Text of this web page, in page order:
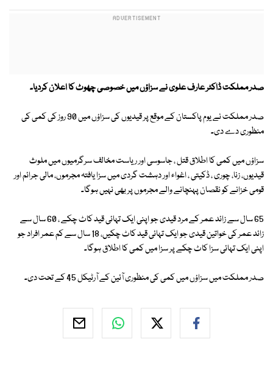
صدر مملکت ڈاکٹر عارف علوی نے سزاؤں میں خصوصی چھوٹ کا اعلان کردیا۔
صدر مملکت نے یوم پاکستان کے موقع پر قیدیوں کی سزاؤں میں 90 روز کی کمی کی
منظوری دے دی۔
سزاؤں میں کمی کا اطلاق قتل ، جاسوسی اور ریاست مخالف سرگرمیوں میں ملوث
قیدیوں، زنا، چوری ، ڈکیتی ، اغواء اور دہشت گردی میں سزا یافتہ مجرموں، مالی جرائم اور
قومی خزانے کو نقصان پہنچانے والے مجرموں پر بھی نہیں ہوگا۔
65 سال سے زائد عمر کے مرد قیدی جو اپنی ایک تہائی قید کاٹ چکے ، 60 سال سے
زائد عمر کی خواتین قیدی جو ایک تہائی قید کاٹ چکیں، 18 سال سے کم عمر افراد جو
اپنی ایک تہائی سزا کاٹ چکے پر سزا میں کمی کا اطلاق ہوگا۔
صدر مملکت میں سزاؤں میں کمی کی منظوری آئین کے آرٹیکل 45 کے تحت دی۔